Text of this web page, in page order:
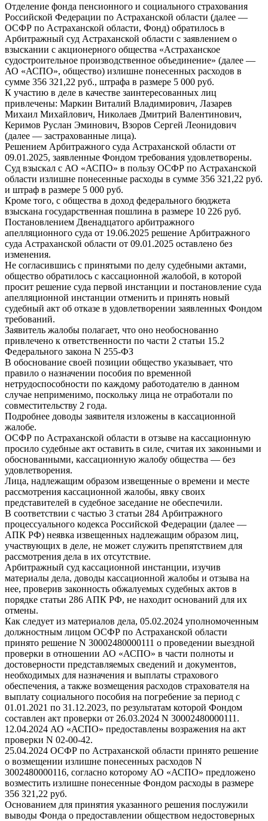
Отделение фонда пенсионного и социального страхования
Российской Федерации по Астраханской области (далее —
ОСФР по Астраханской области, Фонд) обратилось в
Арбитражный суд Астраханской области с заявлением о
взыскании с акционерного общества «Астраханское
судостроительное производственное объединение» (далее —
АО «АСПО», общество) излишне понесенных расходов в
сумме 356 321,22 руб., штрафа в размере 5 000 руб.
К участию в деле в качестве заинтересованных лиц
привлечены: Маркин Виталий Владимирович, Лазарев
Михаил Михайлович, Николаев Дмитрий Валентинович,
Керимов Руслан Эминович, Взоров Сергей Леонидович
(далее — застрахованные лица).
Решением Арбитражного суда Астраханской области от
09.01.2025, заявленные Фондом требования удовлетворены.
Суд взыскал с АО «АСПО» в пользу ОСФР по Астраханской
области излишне понесенные расходы в сумме 356 321,22 руб.
и штраф в размере 5 000 руб.
Кроме того, с общества в доход федерального бюджета
взыскана государственная пошлина в размере 10 226 руб.
Постановлением Двенадцатого арбитражного
апелляционного суда от 19.06.2025 решение Арбитражного
суда Астраханской области от 09.01.2025 оставлено без
изменения.
Не согласившись с принятыми по делу судебными актами,
общество обратилось с кассационной жалобой, в которой
просит решение суда первой инстанции и постановление суда
апелляционной инстанции отменить и принять новый
судебный акт об отказе в удовлетворении заявленных Фондом
требований.
Заявитель жалобы полагает, что оно необоснованно
привлечено к ответственности по части 2 статьи 15.2
Федерального закона N 255-ФЗ
В обоснование своей позиции общество указывает, что
правило о назначении пособия по временной
нетрудоспособности по каждому работодателю в данном
случае неприменимо, поскольку лица не отработали по
совместительству 2 года.
Подробнее доводы заявителя изложены в кассационной
жалобе.
ОСФР по Астраханской области в отзыве на кассационную
просило судебные акт оставить в силе, считая их законными и
обоснованными, кассационную жалобу общества — без
удовлетворения.
Лица, надлежащим образом извещенные о времени и месте
рассмотрения кассационной жалобы, явку своих
представителей в судебное заседание не обеспечили.
В соответствии с частью 3 статьи 284 Арбитражного
процессуального кодекса Российской Федерации (далее —
АПК РФ) неявка извещенных надлежащим образом лиц,
участвующих в деле, не может служить препятствием для
рассмотрения дела в их отсутствие.
Арбитражный суд кассационной инстанции, изучив
материалы дела, доводы кассационной жалобы и отзыва на
нее, проверив законность обжалуемых судебных актов в
порядке статьи 286 АПК РФ, не находит оснований для их
отмены.
Как следует из материалов дела, 05.02.2024 уполномоченным
должностным лицом ОСФР по Астраханской области
принято решение N 30002480000111 о проведении выездной
проверки в отношении АО «АСПО» в части полноты и
достоверности представляемых сведений и документов,
необходимых для назначения и выплаты страхового
обеспечения, а также возмещения расходов страхователя на
выплату социального пособия на погребение за период с
01.01.2021 по 31.12.2023, по результатам которой Фондом
составлен акт проверки от 26.03.2024 N 30002480000111.
12.04.2024 АО «АСПО» предоставлены возражения на акт
проверки N 02-00-42.
25.04.2024 ОСФР по Астраханской области принято решение
о возмещении излишне понесенных расходов N
3002480000116, согласно которому АО «АСПО» предложено
возместить излишне понесенные Фондом расходы в размере
356 321,22 руб.
Основанием для принятия указанного решения послужили
выводы Фонда о предоставлении обществом недостоверных